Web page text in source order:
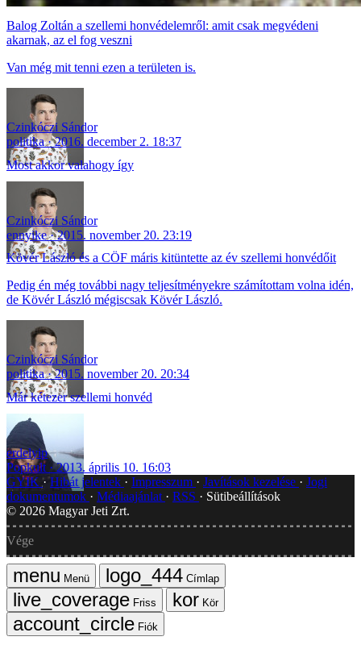
Balog Zoltán a szellemi honvédelemről: amit csak megvédeni
akarnak, az el fog veszni
Van még mit tenni ezen a területen is.
Czinkóczi Sándor
politika
2016. december 2. 18:37
Most akkor valahogy így
Czinkóczi Sándor
ennyike
2015. november 20. 23:19
Kövér László és a CÖF máris kitüntette az év szellemi honvédőit
Pedig én még további nagy teljesítményekre számítottam volna idén,
de Kövér László mégiscsak Kövér László.
Czinkóczi Sándor
politika
2015. november 20. 20:34
Már kétezer szellemi honvéd
erdelyip
Popkult
2013. április 10. 16:03
GYIK
Hibát jelentek Impresszum Javítások kezelése
Jogi
dokumentumok
Médiaajánlat RSS
Sütibeállítások
© 2026 Magyar Jeti Zrt.
Vége
Menü
Címlap
Friss
Kör
Fiók